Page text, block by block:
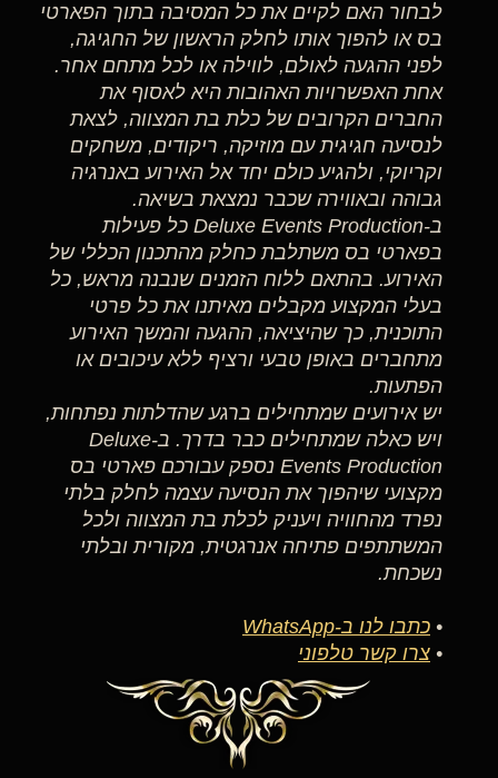
לבחור האם לקיים את כל המסיבה בתוך הפארטי
בס או להפוך אותו לחלק הראשון של החגיגה,
לפני ההגעה לאולם, לווילה או לכל מתחם אחר.
אחת האפשרויות האהובות היא לאסוף את
החברים הקרובים של כלת בת המצווה, לצאת
לנסיעה חגיגית עם מוזיקה, ריקודים, משחקים
וקריוקי, ולהגיע כולם יחד אל האירוע באנרגיה
גבוהה ובאווירה שכבר נמצאת בשיאה.
ב-Deluxe Events Production כל פעילות
בפארטי בס משתלבת כחלק מהתכנון הכללי של
האירוע. בהתאם ללוח הזמנים שנבנה מראש, כל
בעלי המקצוע מקבלים מאיתנו את כל פרטי
התוכנית, כך שהיציאה, ההגעה והמשך האירוע
מתחברים באופן טבעי ורציף ללא עיכובים או
הפתעות.
יש אירועים שמתחילים ברגע שהדלתות נפתחות,
ויש כאלה שמתחילים כבר בדרך. ב-Deluxe
Events Production נספק עבורכם פארטי בס
מקצועי שיהפוך את הנסיעה עצמה לחלק בלתי
נפרד מהחוויה ויעניק לכלת בת המצווה ולכל
המשתתפים פתיחה אנרגטית, מקורית ובלתי
נשכחת.
• כתבו לנו ב-WhatsApp
• צרו קשר טלפוני